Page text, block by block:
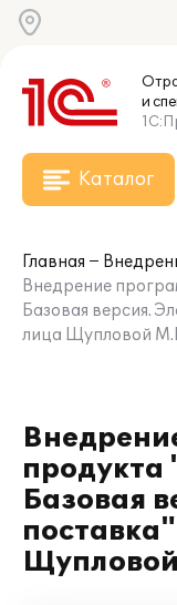
и
Каталог
Главная
Внедрение
Базовая версия.
лица Щупловой
продукта
Базовая